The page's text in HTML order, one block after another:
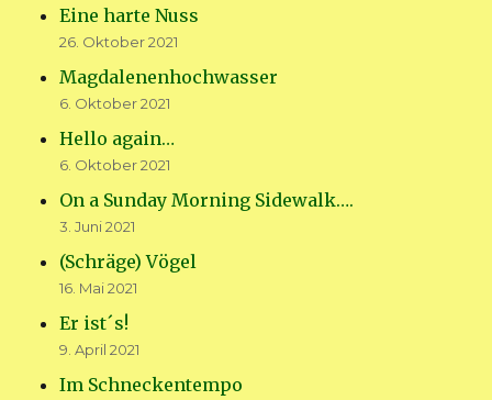
Eine harte Nuss
26. Oktober 2021
Magdalenenhochwasser
6. Oktober 2021
Hello again…
6. Oktober 2021
On a Sunday Morning Sidewalk….
3. Juni 2021
(Schräge) Vögel
16. Mai 2021
Er ist´s!
9. April 2021
Im Schneckentempo